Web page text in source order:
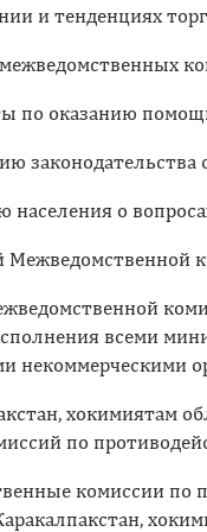
и тенденциях
по оказанию
о
всеми
некоммерческими
хокимиятам
по
комиссии